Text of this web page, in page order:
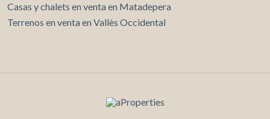
Casas y chalets en venta en Matadepera
Terrenos en venta en Vallès Occidental